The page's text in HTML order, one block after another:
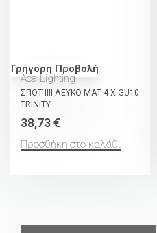
Γρήγορη Προβολή
Aca Lighting
ΣΠΟΤ ΙΙΙΙ ΛΕΥΚΟ ΜΑΤ 4 Χ GU10
TRINITY
38,73€
Προσθήκη στο καλάθι